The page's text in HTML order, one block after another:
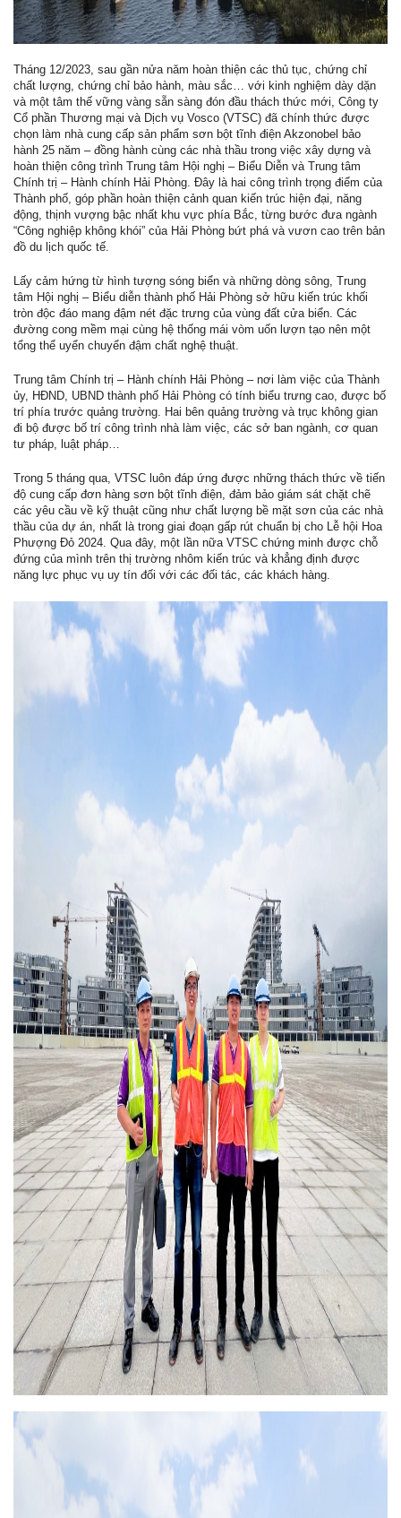
Tháng 12/2023, sau gần nửa năm hoàn thiện các thủ tục, chứng chỉ
chất lượng, chứng chỉ bảo hành, màu sắc… với kinh nghiệm dày dặn
và một tâm thế vững vàng sẵn sàng đón đầu thách thức mới, Công ty
Cổ phần Thương mại và Dịch vụ Vosco (VTSC) đã chính thức được
chọn làm nhà cung cấp sản phẩm sơn bột tĩnh điện Akzonobel bảo
hành 25 năm – đồng hành cùng các nhà thầu trong việc xây dựng và
hoàn thiện công trình Trung tâm Hội nghị – Biểu Diễn và Trung tâm
Chính trị – Hành chính Hải Phòng. Đây là hai công trình trọng điểm của
Thành phố, góp phần hoàn thiện cảnh quan kiến trúc hiện đại, năng
động, thịnh vượng bậc nhất khu vực phía Bắc, từng bước đưa ngành
“Công nghiệp không khói” của Hải Phòng bứt phá và vươn cao trên bản
đồ du lịch quốc tế.
Lấy cảm hứng từ hình tượng sóng biển và những dòng sông, Trung
tâm Hội nghị – Biểu diễn thành phố Hải Phòng sở hữu kiến trúc khối
tròn độc đáo mang đậm nét đặc trưng của vùng đất cửa biển. Các
đường cong mềm mại cùng hệ thống mái vòm uốn lượn tạo nên một
tổng thể uyển chuyển đậm chất nghệ thuật.
Trung tâm Chính trị – Hành chính Hải Phòng – nơi làm việc của Thành
ủy, HĐND, UBND thành phố Hải Phòng có tính biểu trưng cao, được bố
trí phía trước quảng trường. Hai bên quảng trường và trục không gian
đi bộ được bố trí công trình nhà làm việc, các sở ban ngành, cơ quan
tư pháp, luật pháp…
Trong 5 tháng qua, VTSC luôn đáp ứng được những thách thức về tiến
độ cung cấp đơn hàng sơn bột tĩnh điện, đảm bảo giám sát chặt chẽ
các yêu cầu về kỹ thuật cũng như chất lượng bề mặt sơn của các nhà
thầu của dự án, nhất là trong giai đoạn gấp rút chuẩn bị cho Lễ hội Hoa
Phượng Đỏ 2024. Qua đây, một lần nữa VTSC chứng minh được chỗ
đứng của mình trên thị trường nhôm kiến trúc và khẳng định được
năng lực phục vụ uy tín đối với các đối tác, các khách hàng.